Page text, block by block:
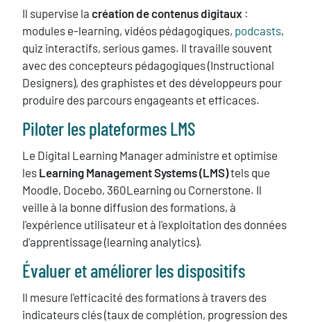
Il supervise la création de contenus digitaux :
modules e-learning, vidéos pédagogiques, podcasts,
quiz interactifs, serious games. Il travaille souvent
avec des concepteurs pédagogiques (Instructional
Designers), des graphistes et des développeurs pour
produire des parcours engageants et efficaces.
Piloter les plateformes LMS
Le Digital Learning Manager administre et optimise
les Learning Management Systems (LMS)tels que
Moodle, Docebo, 360Learning ou Cornerstone. Il
veille à la bonne diffusion des formations, à
l'expérience utilisateur et à l'exploitation des données
d'apprentissage (learning analytics).
Évaluer et améliorer les dispositifs
Il mesure l'efficacité des formations à travers des
indicateurs clés (taux de complétion, progression des